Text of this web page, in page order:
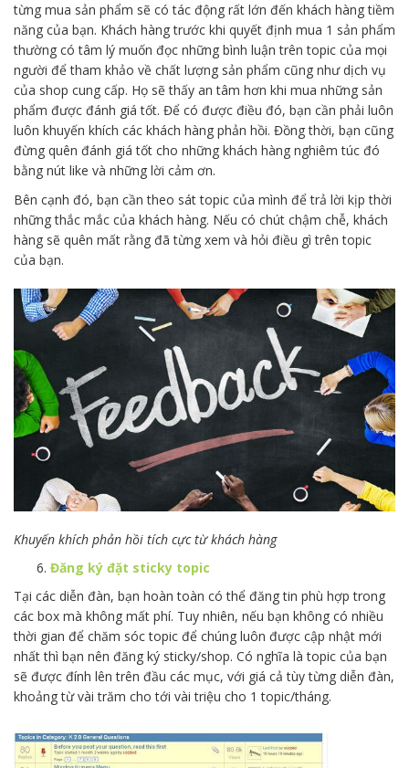
từng mua sản phẩm sẽ có tác động rất lớn đến khách hàng tiềm
năng của bạn. Khách hàng trước khi quyết định mua 1 sản phẩm
thường có tâm lý muốn đọc những bình luận trên topic của mọi
người để tham khảo về chất lượng sản phẩm cũng như dịch vụ
của shop cung cấp. Họ sẽ thấy an tâm hơn khi mua những sản
phẩm được đánh giá tốt. Để có được điều đó, bạn cần phải luôn
luôn khuyến khích các khách hàng phản hồi. Đồng thời, bạn cũng
đừng quên đánh giá tốt cho những khách hàng nghiêm túc đó
bằng nút like và những lời cảm ơn.
Bên cạnh đó, bạn cần theo sát topic của mình để trả lời kịp thời
những thắc mắc của khách hàng. Nếu có chút chậm chễ, khách
hàng sẽ quên mất rằng đã từng xem và hỏi điều gì trên topic
của bạn.
Khuyến khích phản hồi tích cực từ khách hàng
Đăng ký đặt sticky topic
Tại các diễn đàn, bạn hoàn toàn có thể đăng tin phù hợp trong
các box mà không mất phí. Tuy nhiên, nếu bạn không có nhiều
thời gian để chăm sóc topic để chúng luôn được cập nhật mới
nhất thì bạn nên đăng ký sticky/shop. Có nghĩa là topic của bạn
sẽ được đính lên trên đầu các mục, với giá cả tùy từng diễn đàn,
khoảng từ vài trăm cho tới vài triệu cho 1 topic/tháng.